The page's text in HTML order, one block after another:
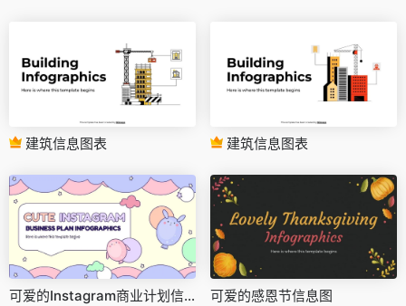
建筑信息图表 建筑信息图表
可爱的Instagram商业计划信息图 可爱的感恩节信息图